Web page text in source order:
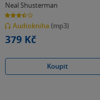
Neal Shusterman
3.5
z
5
hvězdiček
Audiokniha (mp3)
379 Kč
Koupit